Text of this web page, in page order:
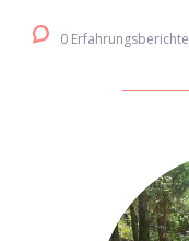
0 Erfahrungsberichte